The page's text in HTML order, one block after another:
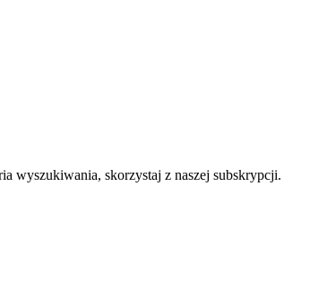
wyszukiwania, skorzystaj z naszej subskrypcji.